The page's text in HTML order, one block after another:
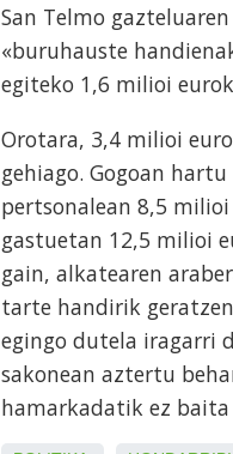
San Telmo
«buruhauste
egiteko 1,6 milioi
Orotara, 3,4 milioi
gehiago. Gogoan
pertsonalean 8,5
gastuetan 12,5 milioi
gain, alkatearen
tarte handirik
egingo dutela iragarri
sakonean aztertu
hamarkadatik ez